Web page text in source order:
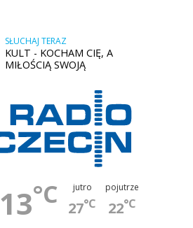
SŁUCHAJ TERAZ
KULT - KOCHAM CIĘ, A
MIŁOŚCIĄ SWOJĄ
13°C jutro
27°C
pojutrze
22°C